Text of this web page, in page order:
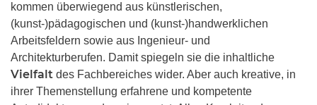
kommen überwiegend aus künstlerischen,
(kunst-)pädagogischen und (kunst-)handwerklichen
Arbeitsfeldern sowie aus Ingenieur- und
Architekturberufen. Damit spiegeln sie die inhaltliche
Vielfalt des Fachbereiches wider. Aber auch kreative, in
ihrer Themenstellung erfahrene und kompetente